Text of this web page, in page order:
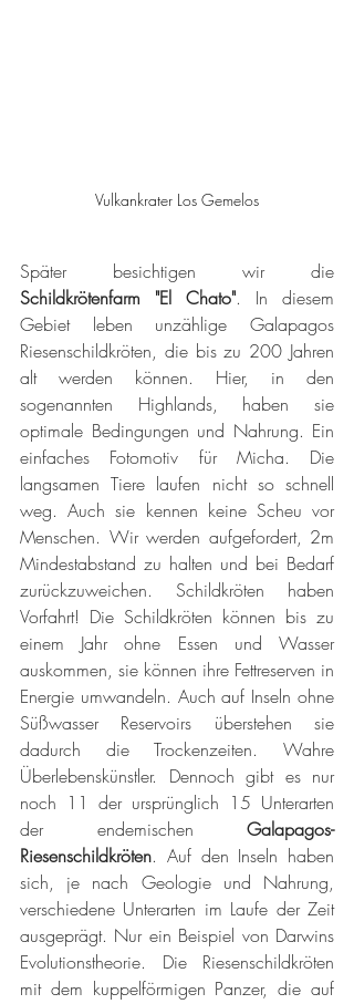
Vulkankrater Los Gemelos
Schildkrötenfarm "El Chato". In diesem
Gebiet leben unzählige Galapagos
Riesenschildkröten, die bis zu 200 Jahren
alt werden können. Hier, in den
sogenannten Highlands, haben sie
optimale Bedingungen und Nahrung. Ein
einfaches Fotomotiv für Micha. Die
langsamen Tiere laufen nicht so schnell
weg. Auch sie kennen keine Scheu vor
Menschen. Wir werden aufgefordert, 2m
Mindestabstand zu halten und bei Bedarf
zurückzuweichen. Schildkröten haben
Vorfahrt! Die Schildkröten können bis zu
einem Jahr ohne Essen und Wasser
auskommen, sie können ihre Fettreserven in
Energie umwandeln. Auch auf Inseln ohne
Süßwasser Reservoirs überstehen sie
dadurch die Trockenzeiten. Wahre
Überlebenskünstler. Dennoch gibt es nur
noch 11 der ursprünglich 15 Unterarten
der endemischen Galapagos-
Riesenschildkröten. Auf den Inseln haben
sich, je nach Geologie und Nahrung,
verschiedene Unterarten im Laufe der Zeit
ausgeprägt. Nur ein Beispiel von Darwins
Evolutionstheorie. Die Riesenschildkröten
mit dem kuppelförmigen Panzer, die auf